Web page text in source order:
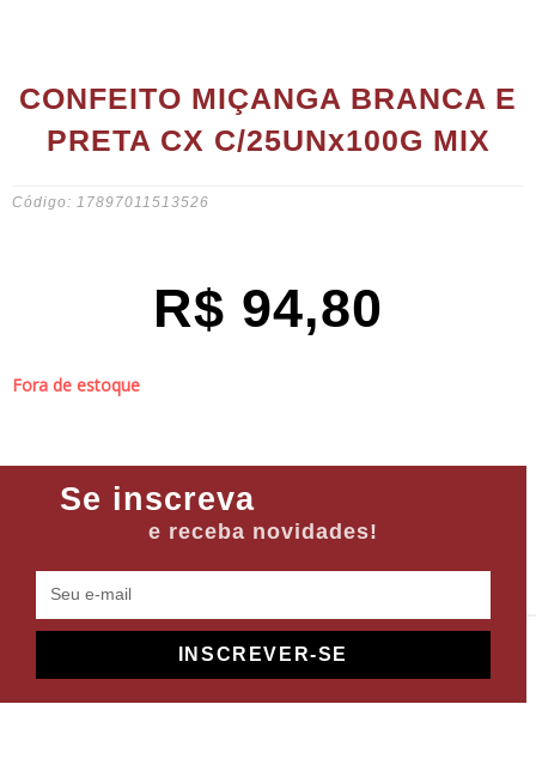
CONFEITO MIÇANGA BRANCA E
PRETA CX C/25UNx100G MIX
Código: 17897011513526
R$ 94,80
Fora de estoque
Se inscreva
e receba novidades!
INSCREVER-SE